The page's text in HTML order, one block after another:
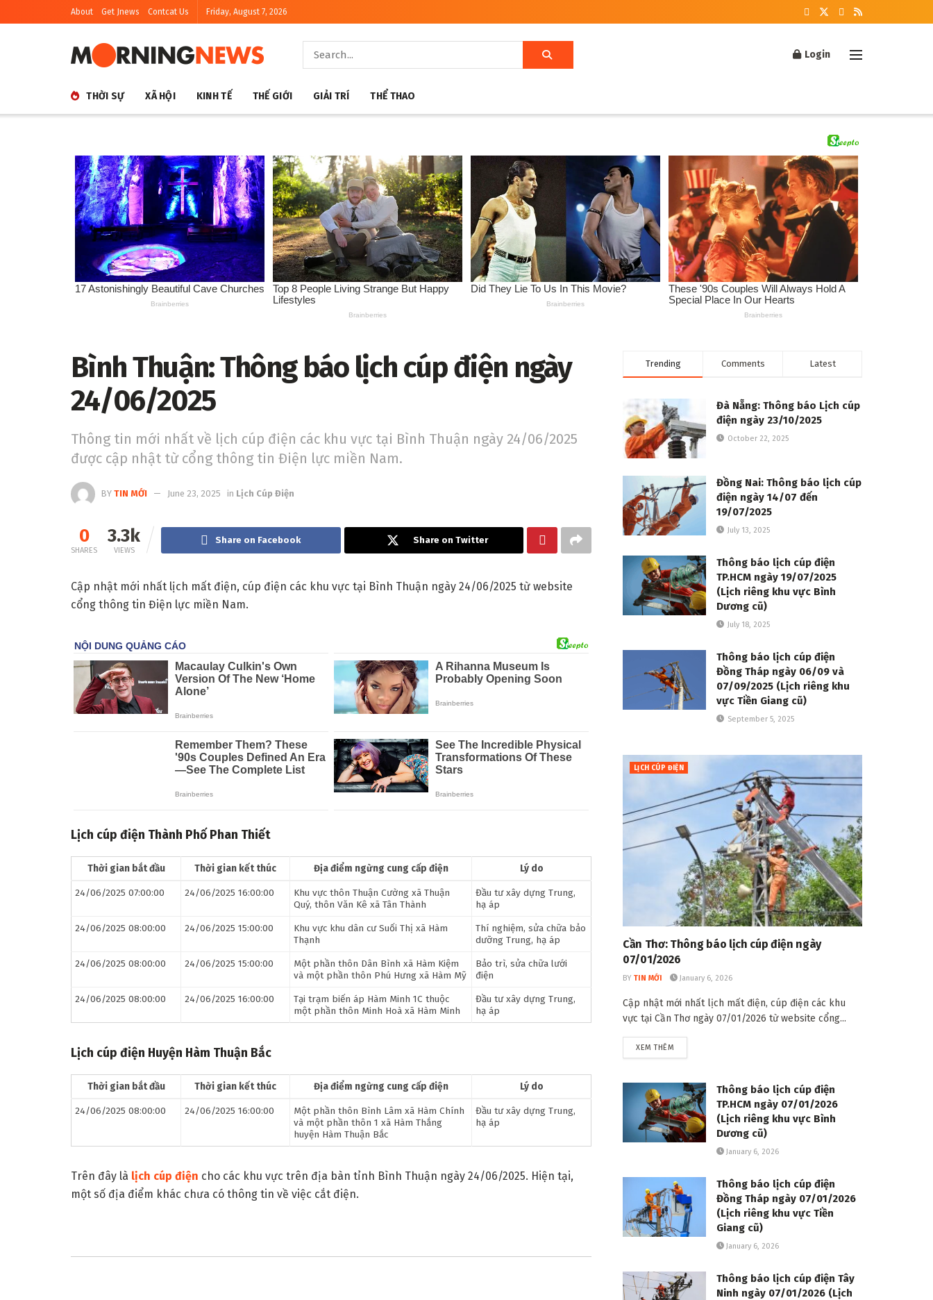
About Get Jnews Contcat Us Friday, August 7, 2026
Login
THỜI SỰ XÃ HỘI KINH TẾ THẾ GIỚI GIẢI TRÍ THỂ THAO
Bình Thuận: Thông báo lịch cúp điện ngày
24/06/2025
Thông tin mới nhất về lịch cúp điện các khu vực tại Bình Thuận ngày 24/06/2025
được cập nhật từ cổng thông tin Điện lực miền Nam.
BY TIN MỚI June 23, 2025 in Lịch Cúp Điện
0
SHARES
3.3k
VIEWS
Share on Facebook Share on Twitter
Cập nhật mới nhất lịch mất điện, cúp điện các khu vực tại Bình Thuận ngày 24/06/2025 từ website
cổng thông tin Điện lực miền Nam.
Lịch cúp điện Thành Phố Phan Thiết
Thời gian bắt đầu Thời gian kết thúc Địa điểm ngừng cung cấp điện Lý do
24/06/2025 07:00:00 24/06/2025 16:00:00
Khu vực thôn Thuận Cường xã Thuận
Quý, thôn Văn Kê xã Tân Thành
Đầu tư xây dựng Trung,
hạ áp
24/06/2025 08:00:00
24/06/2025 15:00:00
Khu vực khu dân cư Suối Thị xã Hàm
Thạnh
Thí nghiệm, sửa chữa bảo
dưỡng Trung, hạ áp
24/06/2025 08:00:00
24/06/2025 15:00:00
Một phần thôn Dân Bình xã Hàm Kiệm
và một phần thôn Phú Hưng xã Hàm Mỹ
Bảo trì, sửa chữa lưới
điện
24/06/2025 08:00:00
24/06/2025 16:00:00
Tại trạm biến áp Hàm Minh 1C thuộc
một phần thôn Minh Hoà xã Hàm Minh
Đầu tư xây dựng Trung,
hạ áp
Lịch cúp điện Huyện Hàm Thuận Bắc
Thời gian bắt đầu Thời gian kết thúc Địa điểm ngừng cung cấp điện Lý do
24/06/2025 08:00:00 24/06/2025 16:00:00
Một phần thôn Bình Lâm xã Hàm Chính
và một phần thôn 1 xã Hàm Thắng
huyện Hàm Thuận Bắc
Đầu tư xây dựng Trung,
hạ áp
Trên đây là lịch cúp điện cho các khu vực trên địa bàn tỉnh Bình Thuận ngày 24/06/2025. Hiện tại,
một số địa điểm khác chưa có thông tin về việc cắt điện.
Trending Comments Latest
Đà Nẵng: Thông báo Lịch cúp
điện ngày 23/10/2025
October 22, 2025
Đồng Nai: Thông báo lịch cúp
điện ngày 14/07 đến
19/07/2025
July 13, 2025
Thông báo lịch cúp điện
TP.HCM ngày 19/07/2025
(Lịch riêng khu vực Bình
Dương cũ)
July 18, 2025
Thông báo lịch cúp điện
Đồng Tháp ngày 06/09 và
07/09/2025 (Lịch riêng khu
vực Tiền Giang cũ)
September 5, 2025
LỊCH CÚP ĐIỆN
Cần Thơ: Thông báo lịch cúp điện ngày
07/01/2026
BY TIN MỚI January 6, 2026
Cập nhật mới nhất lịch mất điện, cúp điện các khu
vực tại Cần Thơ ngày 07/01/2026 từ website cổng...
XEM THÊM
Thông báo lịch cúp điện
TP.HCM ngày 07/01/2026
(Lịch riêng khu vực Bình
Dương cũ)
January 6, 2026
Thông báo lịch cúp điện
Đồng Tháp ngày 07/01/2026
(Lịch riêng khu vực Tiền
Giang cũ)
January 6, 2026
Thông báo lịch cúp điện Tây
Ninh ngày 07/01/2026 (Lịch